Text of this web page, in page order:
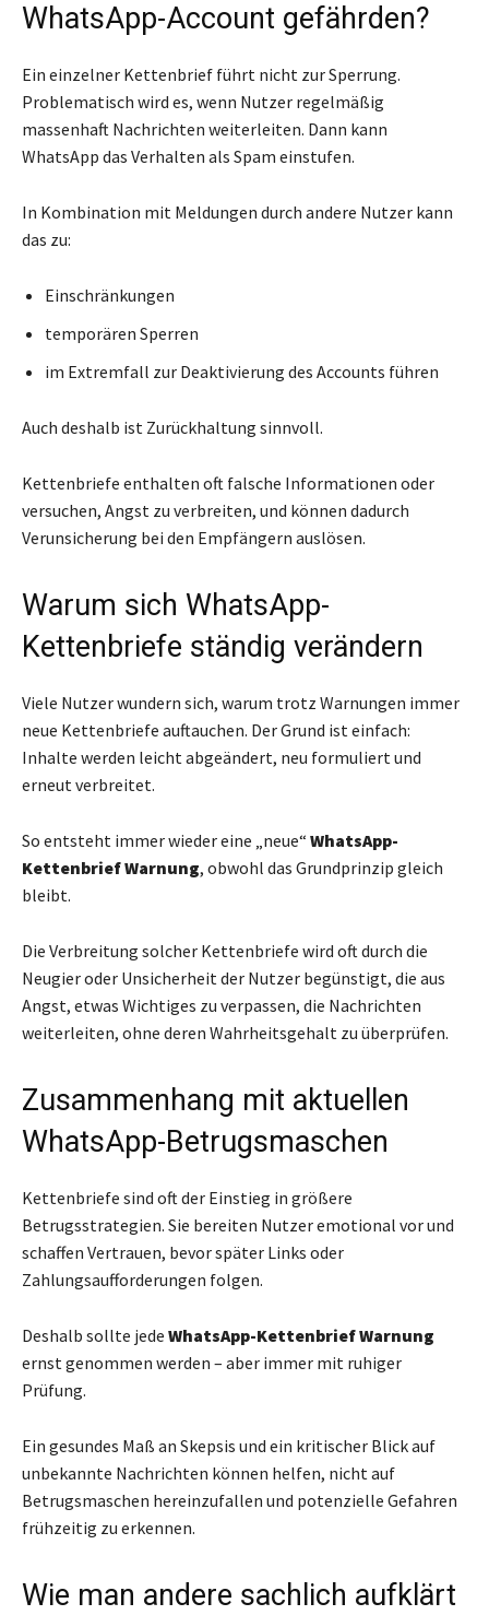
WhatsApp-Account gefährden?
Ein einzelner Kettenbrief führt nicht zur Sperrung.
Problematisch wird es, wenn Nutzer regelmäßig
massenhaft Nachrichten weiterleiten. Dann kann
WhatsApp das Verhalten als Spam einstufen.
In Kombination mit Meldungen durch andere Nutzer kann
das zu:
Einschränkungen
temporären Sperren
im Extremfall zur Deaktivierung des Accounts führen
Auch deshalb ist Zurückhaltung sinnvoll.
Kettenbriefe enthalten oft falsche Informationen oder
versuchen, Angst zu verbreiten, und können dadurch
Verunsicherung bei den Empfängern auslösen.
Warum sich WhatsApp-
Kettenbriefe ständig verändern
Viele Nutzer wundern sich, warum trotz Warnungen immer
neue Kettenbriefe auftauchen. Der Grund ist einfach:
Inhalte werden leicht abgeändert, neu formuliert und
erneut verbreitet.
So entsteht immer wieder eine „neue“ WhatsApp-
Kettenbrief Warnung, obwohl das Grundprinzip gleich
bleibt.
Die Verbreitung solcher Kettenbriefe wird oft durch die
Neugier oder Unsicherheit der Nutzer begünstigt, die aus
Angst, etwas Wichtiges zu verpassen, die Nachrichten
weiterleiten, ohne deren Wahrheitsgehalt zu überprüfen.
Zusammenhang mit aktuellen
WhatsApp-Betrugsmaschen
Kettenbriefe sind oft der Einstieg in größere
Betrugsstrategien. Sie bereiten Nutzer emotional vor und
schaffen Vertrauen, bevor später Links oder
Zahlungsaufforderungen folgen.
Deshalb sollte jede WhatsApp-Kettenbrief Warnung
ernst genommen werden – aber immer mit ruhiger
Prüfung.
Ein gesundes Maß an Skepsis und ein kritischer Blick auf
unbekannte Nachrichten können helfen, nicht auf
Betrugsmaschen hereinzufallen und potenzielle Gefahren
frühzeitig zu erkennen.
Wie man andere sachlich aufklärt